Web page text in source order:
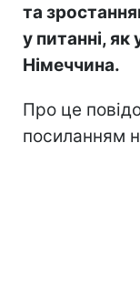
та
у питанні,
Німеччина.
Про це
посиланням